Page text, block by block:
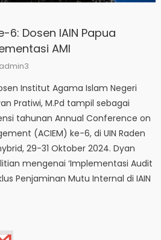
6: Dosen IAIN Papua
AMI
Author
admin3
Institut Agama Islam Negeri
Pratiwi, M.Pd tampil sebagai
tahunan Annual Conference on
(ACIEM) ke-6, di UIN Raden
29-31 Oktober 2024. Dyan
mengenai ‘Implementasi Audit
Penjaminan Mutu Internal di IAIN